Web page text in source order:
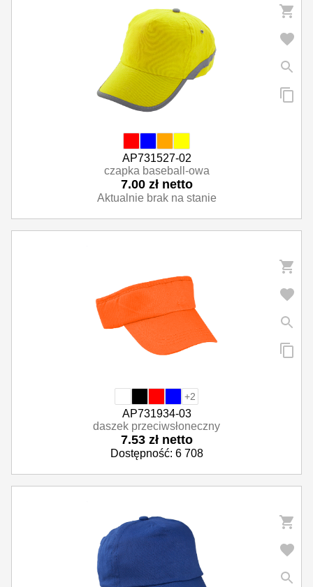
AP731527-02
czapka baseball-owa
7.00 zł netto
Aktualnie brak na stanie
+2
AP731934-03
daszek przeciwsłoneczny
7.53 zł netto
Dostępność: 6 708